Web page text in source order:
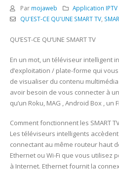
Par mojaweb
Application IPTV
QU'EST-CE QU'UNE SMART TV,
QU’EST-CE QU’UNE SMART TV
En un mot, un téléviseur intelligent
d’exploitation / plate-forme qui
de visualiser du contenu
avoir besoin de vous connecter à
qu’un Roku, MAG , Android Box , un
Comment fonctionnent les SMART
Les téléviseurs intelligents
connectant au même routeur haut
Ethernet ou Wi-Fi que vous utilisez
à Internet. Ethernet fournit la